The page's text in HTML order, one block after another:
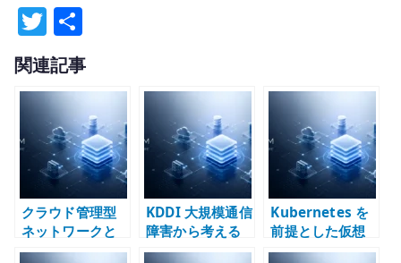
T
w
it
te
r
有
関連記事
クラウド管理型
ネットワークと
高度設計型ネッ
KDDI 大規模通信
障害から考える
通信インフラの
Kubernetes を
前提とした仮想
化アーキテクチ